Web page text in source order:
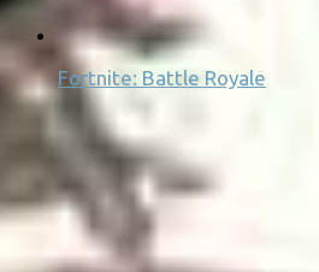
Fortnite: Battle Royale